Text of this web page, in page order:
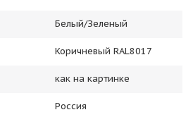
Белый/Зеленый
Коричневый RAL8017
как на картинке
Россия